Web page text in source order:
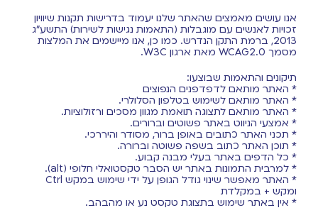
אנו עושים מאמצים שהאתר שלנו יעמוד בדרישות תקנות שיוויון
זכויות לאנשים עם מוגבלות (התאמות נגישות לשירות) התשע"ג
2013, ברמת התקן הנדרש. כמו כן, אנו מיישמים את המלצות
מסמך WCAG2.0 מאת ארגון W3C.
תיקונים והתאמות שבוצעו:
* האתר מותאם לדפדפנים הנפוצים
* האתר מותאם לשימוש בטלפון הסלולרי.
* האתר מותאם לתצוגה תואמת מגוון מסכים ורזולוציות.
* אמצעי הניווט באתר פשוטים וברורים.
* תכני האתר כתובים באופן ברור, מסודר והיררכי.
* תוכן האתר כתוב בשפה פשוטה וברורה.
* כל הדפים באתר בעלי מבנה קבוע.
* למרבית התמונות באתר יש הסבר טקסטואלי חלופי (alt).
* האתר מאפשר שינוי גודל הגופן על ידי שימוש במקש Ctrl
ומקש + במקלדת
* אין באתר שימוש בתצוגת טקסט נע או מהבהב.